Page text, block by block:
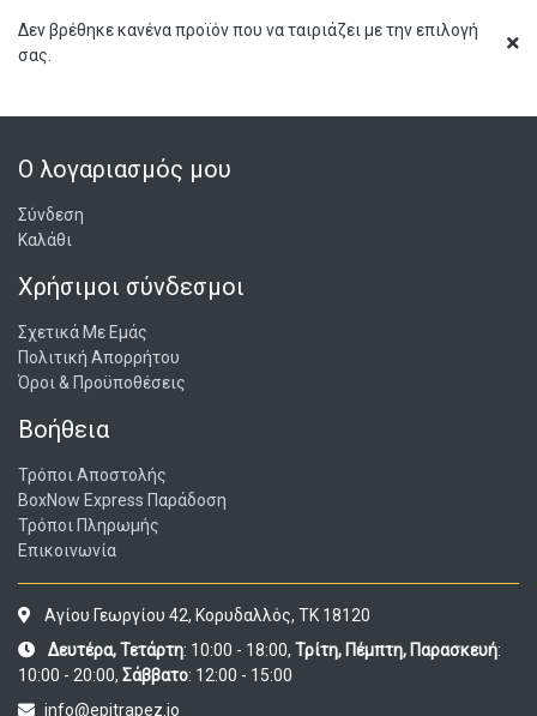
Δεν βρέθηκε κανένα προϊόν που να ταιριάζει με την επιλογή
σας.
Ο λογαριασμός μου
Σύνδεση
Καλάθι
Χρήσιμοι σύνδεσμοι
Σχετικά Με Εμάς
Πολιτική Απορρήτου
Όροι & Προϋποθέσεις
Βοήθεια
Τρόποι Αποστολής
BoxNow Express Παράδοση
Τρόποι Πληρωμής
Επικοινωνία
Αγίου Γεωργίου 42, Κορυδαλλός, ΤΚ 18120
Δευτέρα, Τετάρτη: 10:00 - 18:00, Τρίτη, Πέμπτη, Παρασκευή:
10:00 - 20:00, Σάββατο: 12:00 - 15:00
info@epitrapez.io